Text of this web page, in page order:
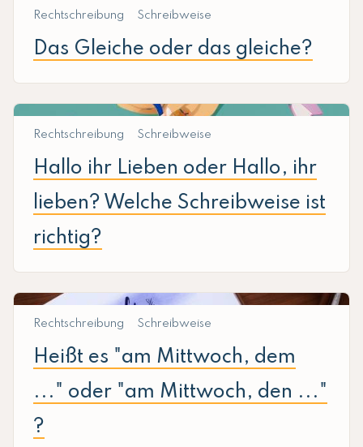
Rechtschreibung Schreibweise
Das Gleiche oder das gleiche?
Rechtschreibung Schreibweise
Hallo ihr Lieben oder Hallo, ihr
lieben? Welche Schreibweise ist
richtig?
Rechtschreibung Schreibweise
Heißt es "am Mittwoch, dem
..." oder "am Mittwoch, den ..."
?